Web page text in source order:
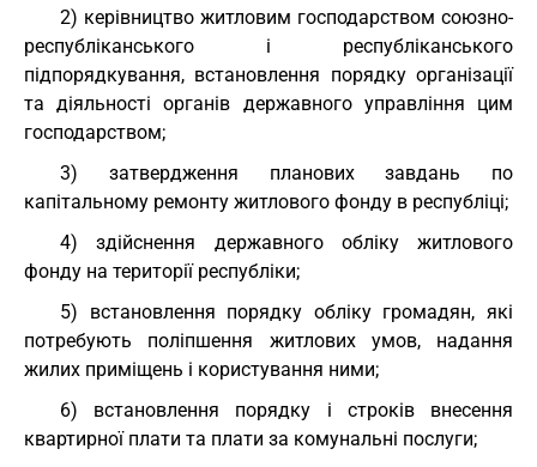
2) керівництво житловим господарством союзно-
республіканського і республіканського
підпорядкування, встановлення порядку організації
та діяльності органів державного управління цим
господарством;
3) затвердження планових завдань по
капітальному ремонту житлового фонду в республіці;
4) здійснення державного обліку житлового
фонду на території республіки;
5) встановлення порядку обліку громадян, які
потребують поліпшення житлових умов, надання
жилих приміщень і користування ними;
6) встановлення порядку і строків внесення
квартирної плати та плати за комунальні послуги;